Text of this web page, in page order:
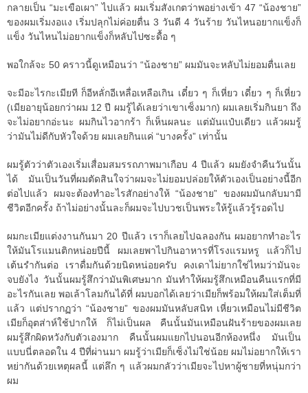
กลายเป็น “มะเขือเผา” ไปแล้ว ผมเริ่มสังเกตว่าพอย่างเข้า 47 “น้องชาย”
ของผมเริ่มงอแง เริ่มปลุกไม่ค่อยตื่น 3 วันดี 4 วันร้าย วันไหนอยากแข็งก็
แข็ง วันไหนไม่อยากแข็งก็หลับไปซะดื้อ ๆ
พอใกล้จะ 50 คราวนี้ดูเหมือนว่า “น้องชาย” ผมมันจะหลับไม่ยอมตื่นเลย
จะมีอะไรกะเมียที ก็อีหลั่กอีเหลื่อเหลือเกิน เดี๋ยว ๆ ก็เหี่ยว เดี๋ยว ๆ ก็เหี่ยว
(เมียอายุน้อยกว่าผม 12 ปี ผมรู้ได้เลยว่าเขาเซ็งมาก) ผมเลยเริ่มกินยา ถึง
จะไม่อยากอ่ะนะ ผมกินไวอากร้า ก็เห็นผลนะ แต่มันแป๋บเดียว แล้วผมรู้
ว่ามันไม่ดีกับหัวใจด้วย ผมเลยกินแค่ “บางครั้ง” เท่านั้น
ผมรู้ตัวว่าตัวเองเริ่มเสื่อมสมรรถภาพมาเกือบ 4 ปีแล้ว ผมยังจำคืนวันนั้น
ได้ มันเป็นวันที่ผมตัดสินใจว่าผมจะไม่ยอมปล่อยให้ตัวเองเป็นอย่างนี้อีก
ต่อไปแล้ว ผมจะต้องทำอะไรสักอย่างให้ “น้องชาย” ของผมมันกลับมามี
ชีวิตอีกครั้ง ถ้าไม่อย่างนั้นละก็ผมจะไปบวชเป็นพระให้รู้แล้วรู้รอดไป
ผมกะเมียแต่งงานกันมา 20 ปีแล้ว เราก็เลยไปฉลองกัน ผมอยากทำอะไร
ให้มันโรแมนติกหน่อยปีนี้ ผมเลยพาไปกินอาหารที่โรงแรมหรู แล้วก็ไป
เต้นรำกันต่อ เราดื่มกันด้วยนิดหน่อยครับ คงเดาไม่ยากใช่ไหมว่ามันจะ
จบยังไง วันนั้นผมรู้สึกว่ามันพิเศษมาก มันทำให้ผมรู้สึกเหมือนคืนแรกที่มี
อะไรกันเลย พอเล้าโลมกันได้ที่ ผมบอกได้เลยว่าเมียก็พร้อมให้ผมใส่เต็มที่
แล้ว แต่ปรากฏว่า “น้องชาย” ของผมมันหลับสนิท เหี่ยวเหมือนไม่มีชีวิต
เมียก็อุตส่าห์ใช้ปากให้ ก็ไม่เป็นผล คืนนั้นมันเหมือนฝันร้ายของผมเลย
ผมรู้สึกผิดหวังกับตัวเองมาก คืนนั้นผมแยกไปนอนอีกห้องหนึ่ง มันเป็น
แบบนี่ตลอดใน 4 ปีที่ผ่านมา ผมรู้ว่าเมียก็เซ็งไม่ใช่น้อย ผมไม่อยากให้เรา
หย่ากันด้วยเหตุผลนี้ แต่ลึก ๆ แล้วผมกลัวว่าเมียจะไปหาผู้ชายที่หนุ่มกว่า
ผม